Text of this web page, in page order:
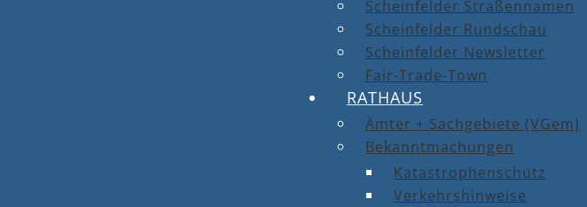
Scheinfelder Straßennamen
Scheinfelder Rundschau
Scheinfelder Newsletter
Fair-Trade-Town
RATHAUS
Ämter + Sachgebiete (VGem)
Bekanntmachungen
Katastrophenschutz
Verkehrshinweise